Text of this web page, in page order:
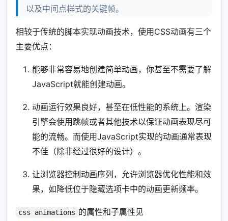
以及中间点样式的关键帧。
相较于传统的脚本实现动画技术，使用CSS动画有三个
主要优点：
能够非常容易地创建简单动画，你甚至不需要了解
JavaScript就能创建动画。
动画运行效果良好，甚至在低性能的系统上。渲染
引擎会使用跳帧或者其他技术以保证动画表现尽可
能的流畅。而使用JavaScript实现的动画通常表现
不佳（除非经过很好的设计）。
让浏览器控制动画序列，允许浏览器优化性能和效
果，如降低位于隐藏选项卡中的动画更新频率。
css animations 的属性和子属性见